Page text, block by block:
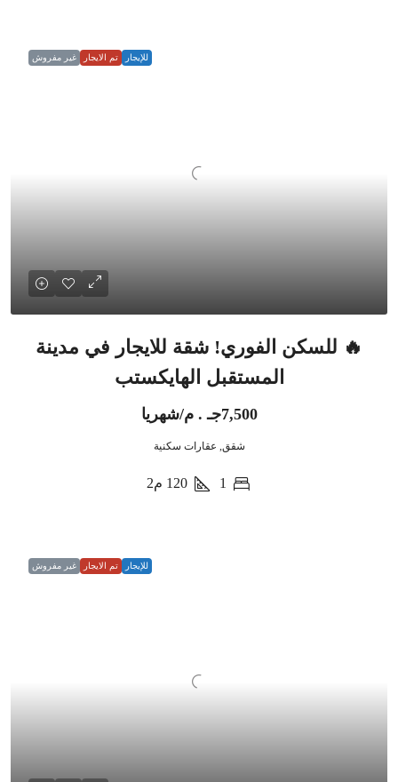
للإيجار تم الايجار غير مفروش
🔥 للسكن الفوري! شقة للايجار في مدينة
المستقبل الهايكستب
7,500جـ . م/شهريا
شقق, عقارات سكنية
1
120 م2
للإيجار تم الايجار غير مفروش